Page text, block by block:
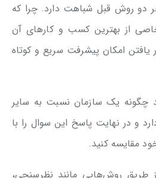
روش قبل شباهت دارد. چرا که
از بهترین کسب و کارهای آن
امکان پیشرفت سریع و کوتاه
چگونه یک سازمان نسبت به سایر
و در نهایت پاسخ این سوال را با
مقایسه کنید.
طریق روش‌هایی مانند نظرسنجی،